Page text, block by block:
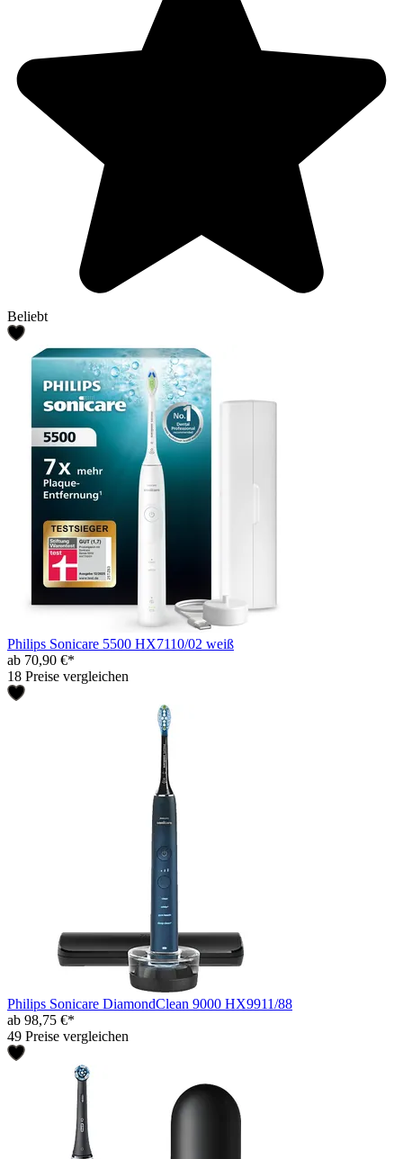
Beliebt
Philips Sonicare 5500 HX7110/02 weiß
ab 70,90 €*
18 Preise vergleichen
Philips Sonicare DiamondClean 9000 HX9911/88
ab 98,75 €*
49 Preise vergleichen